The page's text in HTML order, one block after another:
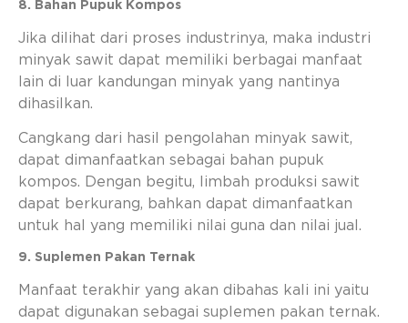
8. Bahan Pupuk Kompos
Jika dilihat dari proses industrinya, maka industri
minyak sawit dapat memiliki berbagai manfaat
lain di luar kandungan minyak yang nantinya
dihasilkan.
Cangkang dari hasil pengolahan minyak sawit,
dapat dimanfaatkan sebagai bahan pupuk
kompos. Dengan begitu, limbah produksi sawit
dapat berkurang, bahkan dapat dimanfaatkan
untuk hal yang memiliki nilai guna dan nilai jual.
9. Suplemen Pakan Ternak
Manfaat terakhir yang akan dibahas kali ini yaitu
dapat digunakan sebagai suplemen pakan ternak.